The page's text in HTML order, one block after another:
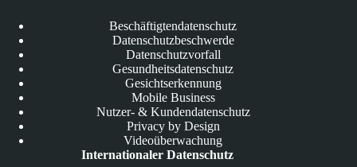
Beschäftigtendatenschutz
Datenschutzbeschwerde
Datenschutzvorfall
Gesundheitsdatenschutz
Gesichtserkennung
Mobile Business
Nutzer- & Kundendatenschutz
Privacy by Design
Videoüberwachung
Internationaler Datenschutz